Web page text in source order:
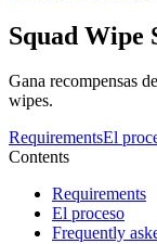
Squad Wipe
Gana recompensas
wipes.
RequirementsEl
Contents
Requirements
El proceso
Frequently